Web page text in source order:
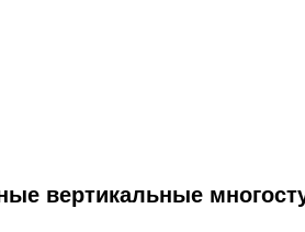
вертикальные